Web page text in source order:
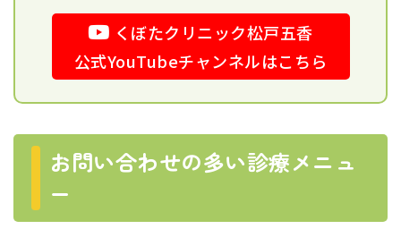
くぼたクリニック松戸五香
公式YouTubeチャンネルはこちら
お問い合わせの多い診療メニュ
ー